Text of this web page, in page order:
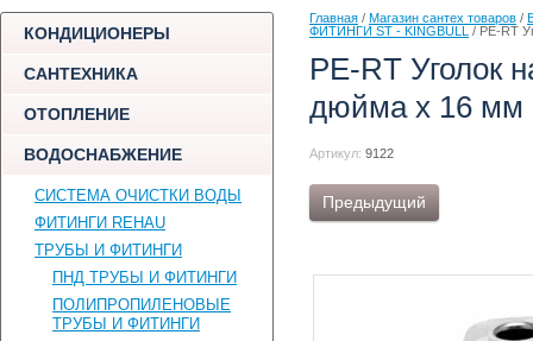
КОНДИЦИОНЕРЫ
САНТЕХНИКА
ОТОПЛЕНИЕ
ВОДОСНАБЖЕНИЕ
СИСТЕМА ОЧИСТКИ ВОДЫ
ФИТИНГИ REHAU
ТРУБЫ И ФИТИНГИ
ПНД ТРУБЫ И ФИТИНГИ
ПОЛИПРОПИЛЕНОВЫЕ
ТРУБЫ И ФИТИНГИ
Главная / Магазин сантех товаров /
ФИТИНГИ ST - KINGBULL / PE-RT
PE-RT Уголок
дюйма х 16 мм
Артикул: 9122
Предыдущий